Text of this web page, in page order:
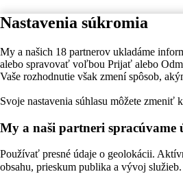
Nastavenia súkromia
My a našich 18 partnerov ukladáme
alebo spravovať voľbou Prijať alebo
Vaše rozhodnutie však zmení spôsob,
Svoje nastavenia súhlasu môžete zmeniť
My a naši partneri spracúvame
Používať presné údaje o geolokácii.
obsahu, prieskum publika a vývoj služieb.